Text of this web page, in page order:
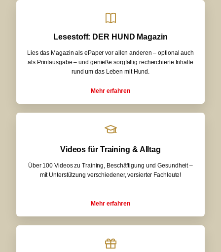
Lesestoff: DER HUND Magazin
Lies das Magazin als ePaper vor allen anderen – optional auch
als Printausgabe – und genieße sorgfältig recherchierte Inhalte
rund um das Leben mit Hund.
Mehr erfahren
Videos für Training & Alltag
Über 100 Videos zu Training, Beschäftigung und Gesundheit –
mit Unterstützung verschiedener, versierter Fachleute!
Mehr erfahren